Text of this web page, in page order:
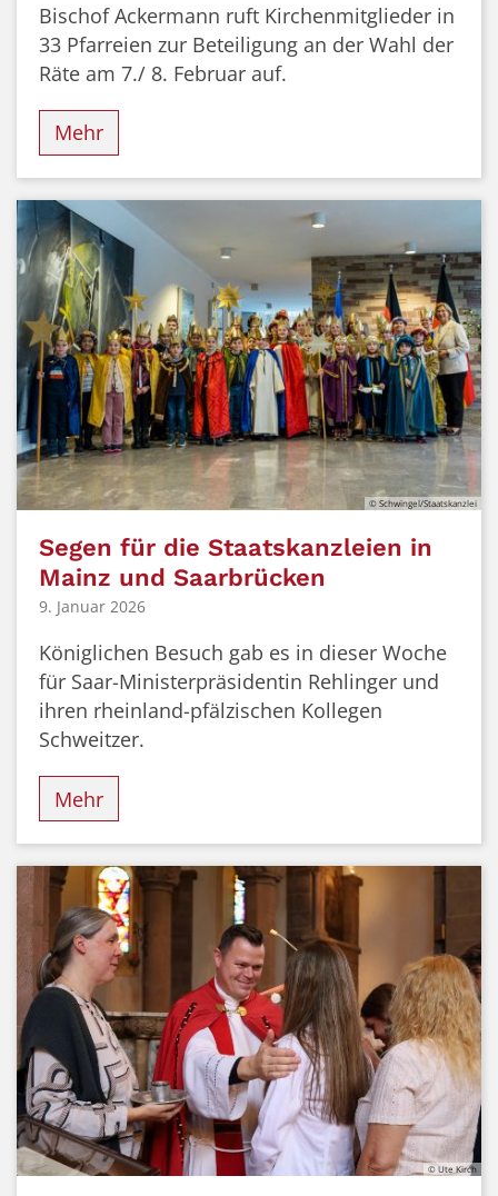
Bischof Ackermann ruft Kirchenmitglieder in
33 Pfarreien zur Beteiligung an der Wahl der
Räte am 7./ 8. Februar auf.
Mehr
© Schwingel/Staatskanzlei
Segen für die Staatskanzleien in
Mainz und Saarbrücken
9. Januar 2026
Königlichen Besuch gab es in dieser Woche
für Saar-Ministerpräsidentin Rehlinger und
ihren rheinland-pfälzischen Kollegen
Schweitzer.
Mehr
© Ute Kirch